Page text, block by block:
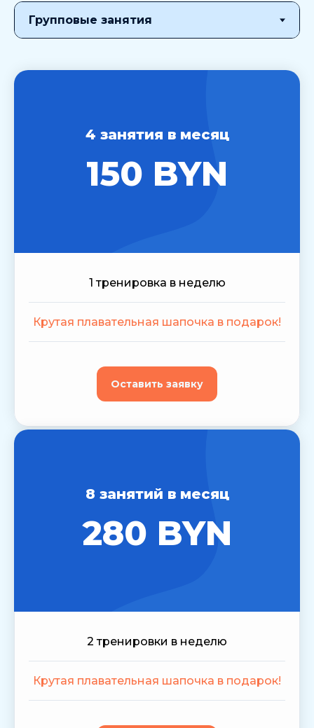
4 занятия в месяц
150 BYN
1 тренировка в неделю
Крутая плавательная шапочка в подарок!
Оставить заявку
8 занятий в месяц
280 BYN
2 тренировки в неделю
Крутая плавательная шапочка в подарок!